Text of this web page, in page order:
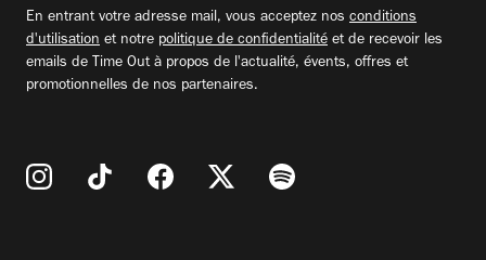
En entrant votre adresse mail, vous acceptez nos conditions
d'utilisation et notre politique de confidentialité et de recevoir les
emails de Time Out à propos de l'actualité, évents, offres et
promotionnelles de nos partenaires.